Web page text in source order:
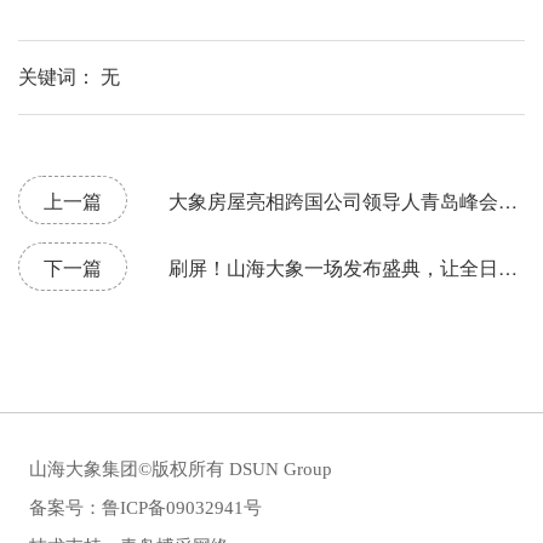
关键词： 无
上一篇
展示“专精特新”发展成果
下一篇
山海大象集团©版权所有 DSUN Group
备案号： 鲁ICP备09032941号